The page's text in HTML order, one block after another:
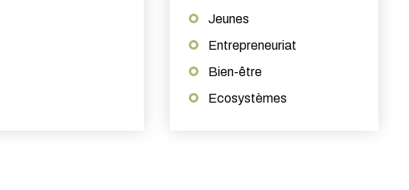
Jeunes
Entrepreneuriat
Bien-être
Ecosystèmes